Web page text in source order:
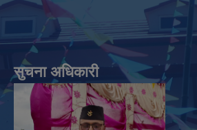
सुचना अधिकारी